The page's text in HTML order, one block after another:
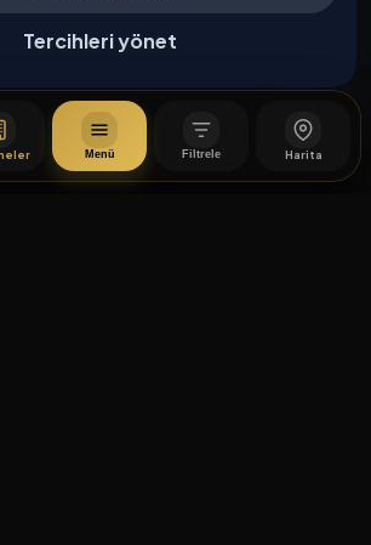
Tercihleri yönet
Menü Filtrele Harita